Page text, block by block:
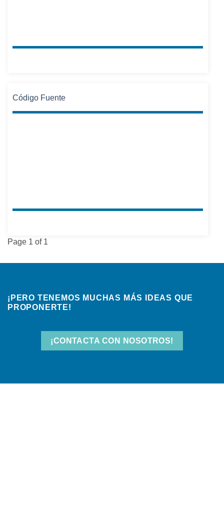
Código Fuente
Page 1 of 1
¡PERO TENEMOS MUCHAS MÁS IDEAS QUE
PROPONERTE!
¡CONTACTA CON NOSOTROS!